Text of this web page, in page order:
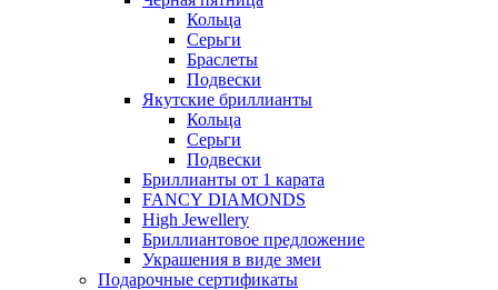
Кольца
Серьги
Браслеты
Подвески
Якутские бриллианты
Кольца
Серьги
Подвески
Бриллианты от 1 карата
FANCY DIAMONDS
High Jewellery
Бриллиантовое предложение
Украшения в виде змеи
Подарочные сертификаты